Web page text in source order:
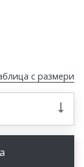
с размери